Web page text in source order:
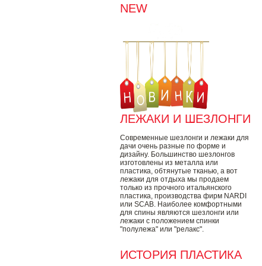
NEW
ЛЕЖАКИ И ШЕЗЛОНГИ
Современные шезлонги и лежаки для
дачи очень разные по форме и
дизайну. Большинство шезлонгов
изготовлены из металла или
пластика, обтянутые тканью, а вот
лежаки для отдыха мы продаем
только из прочного итальянского
пластика, производства фирм NARDI
или SCAB. Наиболее комфортными
для спины являются шезлонги или
лежаки с положением спинки
"полулежа" или "релакс".
ИСТОРИЯ ПЛАСТИКА